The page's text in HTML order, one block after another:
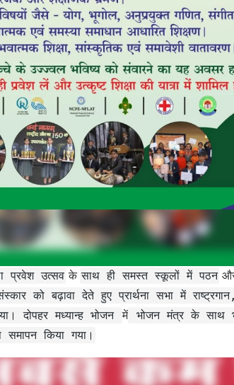
प्रवेश उत्सव के साथ ही समस्त स्कूलों में पठन
को बढ़ावा देते हुए प्रार्थना सभा में
दोपहर मध्यान्ह भोजन में
भोजन मंत्र के साथ
किया गया।